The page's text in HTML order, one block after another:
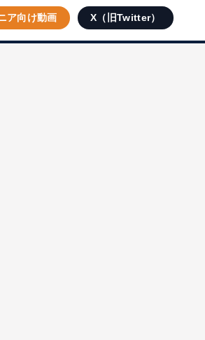
ア向け動画 X（旧Twitter）